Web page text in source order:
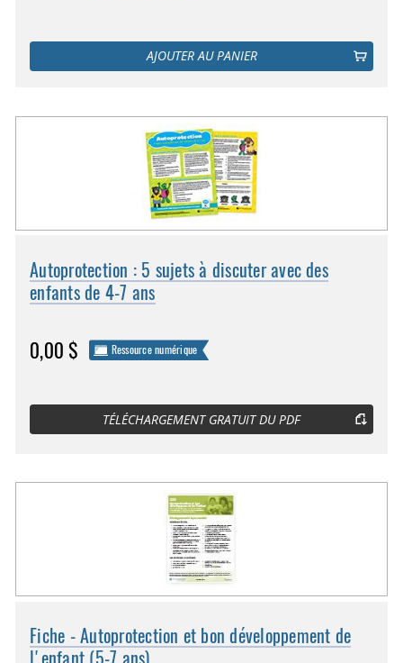
AJOUTER AU PANIER
Autoprotection : 5 sujets à discuter avec des
enfants de 4-7 ans
0,00 $ Ressource numérique
TÉLÉCHARGEMENT GRATUIT DU PDF
Fiche - Autoprotection et bon développement de